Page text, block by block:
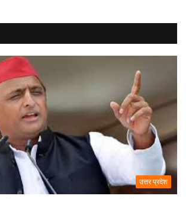
उत्तर प्रदेश